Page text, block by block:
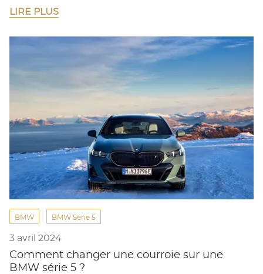
LIRE PLUS
BMW BMW Série 5
3 avril 2024
Comment changer une courroie sur une
BMW série 5 ?